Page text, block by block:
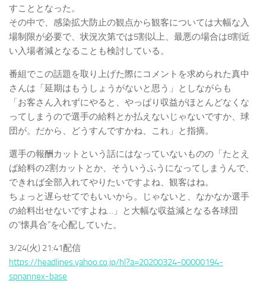
すこととなった。
その中で、感染拡大防止の観点から観客については大幅な入
場制限が必要で、状況次第では5割以上、最悪の場合は8割近
い入場者減となることも検討している。
番組でこの話題を取り上げた際にコメントを求められた真中
さんは「延期はもうしょうがないと思う」としながらも
「お客さん入れずにやると、やっぱり収益がほとんどなくな
ってしまうので選手の給料とか払えないじゃないですか、球
団が。だから、どうすんですかね、これ」と指摘。
選手の報酬カットという話にはなっていないものの「たとえ
ば給料の2割カットとか、そういうふうになってしまうんで、
できれば全部入れてやりたいですよね、観客はね。
ちょっと遅らせてでもいいから。じゃないと、なかなか選手
の給料出せないですよね…」と大幅な収益減となる各球団
の“懐具合”を心配していた。
3/24(火) 21:41配信
https://headlines.yahoo.co.jp/hl?a=20200324-00000194-
spnannex-base